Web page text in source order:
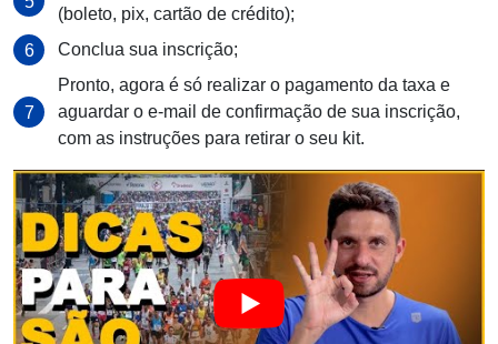
(boleto, pix, cartão de crédito);
Conclua sua inscrição;
Pronto, agora é só realizar o pagamento da taxa e
aguardar o e-mail de confirmação de sua inscrição,
com as instruções para retirar o seu kit.